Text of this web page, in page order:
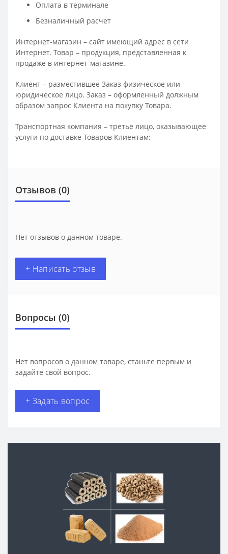
Оплата в терминале
Безналичный расчет
Интернет-магазин – сайт имеющий адрес в сети
Интернет. Товар – продукция, представленная к
продаже в интернет-магазине.
Клиент – разместившее Заказ физическое или
юридическое лицо. Заказ – оформленный должным
образом запрос Клиента на покупку Товара.
Транспортная компания – третье лицо, оказывающее
услуги по доставке Товаров Клиентам:
Отзывов (0)
Нет отзывов о данном товаре.
+ Написать отзыв
Вопросы (0)
Нет вопросов о данном товаре, станьте первым и
задайте свой вопрос.
+ Задать вопрос